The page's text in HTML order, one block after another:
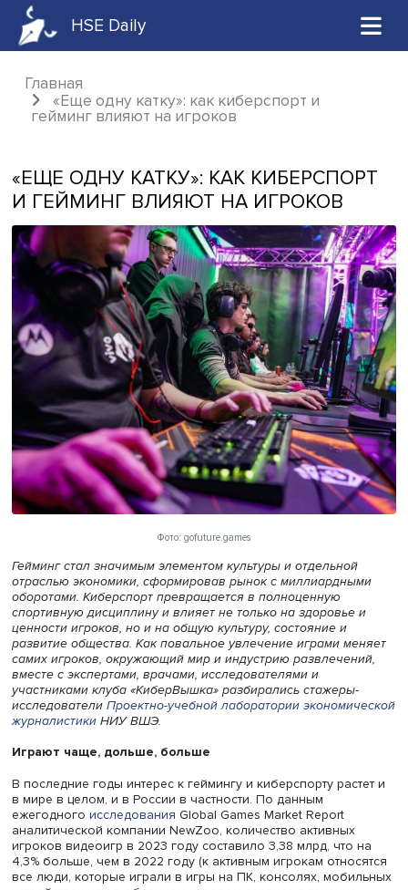
HSE Daily
Главная
«Еще одну катку»: как киберспорт и
«ЕЩЕ ОДНУ КАТКУ»: КАК
И ГЕЙМИНГ ВЛИЯЮТ НА ИГРОКОВ
Фото: gofuture.games
Гейминг стал значимым элементом культуры и
отраслью экономики, сформировав рынок с
оборотами. Киберспорт превращается в полноценную
спортивную дисциплину и влияет не только на
ценности игроков, но и на общую культуру, состояние и
самих игроков, окружающий мир и индустрию
участниками клуба «КиберВышка» разбирались
исследователиПроектно-учебной лаборатории
журналистикиНИУ ВШЭ.
Играют чаще, дольше, больше